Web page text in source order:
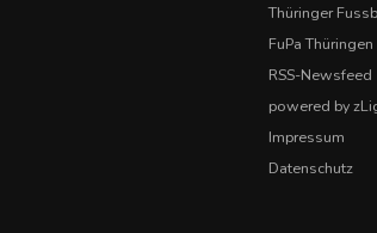
Thüringer
FuPa Thüringen
RSS-Newsfeed
powered by
Impressum
Datenschutz